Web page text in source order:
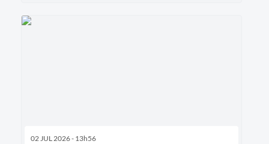
02 JUL 2026 - 13h56